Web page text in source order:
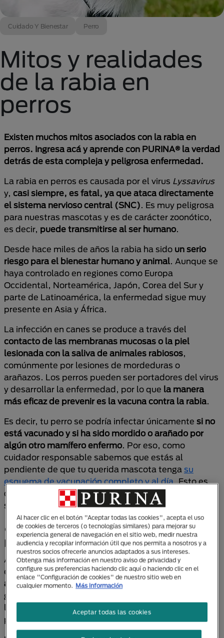
Cuidado Y Bienestar Perro
Mitos y realidades
de la rabia en
perros
Existen muchos mitos asociados con la rabia en
perros. Ingresa acá y aprende con PURINA® la verdad
detrás de esta compleja y peligrosa enfermedad.
La rabia en perros es causada por el virus Lyssavirus
y, casi siempre, es fatal, ya que ataca directamente
el sistema nervioso central (SNC). Es muy peligrosa
para nuestras mascotas y es de carácter zoonótico,
es decir, puede transmitirse al ser humano.
Desde hace miles de años la rabia ha sido un serio
riesgo para el bienestar humano y animal. Aunque se
haya controlado en regiones como Europa
Occidental, Norteamérica, Japón, Corea del Sur y
parte de Latinoamérica, la enfermedad sigue muy
presente en Asia y África.
La infección en canes se produce a través del
contacto de las membranas mucosas o la piel
lesionada con la saliva de animales rabiosos,
comúnmente por lesiones de mordeduras o
arañazos. Los perros pueden ser portadores del virus
y desarrollar la enfermedad, por lo que la manera
más eficaz de prevenir es la vacuna contra la rabia.
Es decir, tu perro se podría infectar únicamente si no
está vacunado y si ha sido mordido o arañado por
algún otro mamífero enfermo. Por eso, como
cuidador responsable sabemos que estás al
pendiente de que tu querida mascota tenga su
esquema de vacunación completo y al día. Esto es
clave para preservar el bienestar del animal y, dicho
sea de paso, el tuyo propio.
¿Cómo saber si un perro tiene
rabia?
Al igual que en los humanos, los síntomas de la rabia
en los perros son causados ​​por unainflamación
aguda y masiva del cerebro. La enfermedad
generalmente progresa en tres fases, no obstante,
los tutores caninos a menudo no reconocen la
primera fase.
Al hacer clic en el botón "Aceptar todas las cookies", acepta el uso
de cookies de terceros (o tecnologías similares) para mejorar su
experiencia general de navegación en el sitio web, medir nuestra
audiencia y recopilar información útil que nos permita a nosotros y a
nuestros socios ofrecerle anuncios adaptados a sus intereses.
Obtenga más información en nuestro aviso de privacidad y
configure sus preferencias haciendo clic aquí o haciendo clic en el
enlace "Configuración de cookies" de nuestro sitio web en
cualquier momento.
Más información
Aceptar todas las cookies